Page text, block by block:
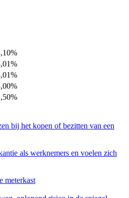
bij het kopen of bezitten van een
als werknemers en voelen zich
meterkast